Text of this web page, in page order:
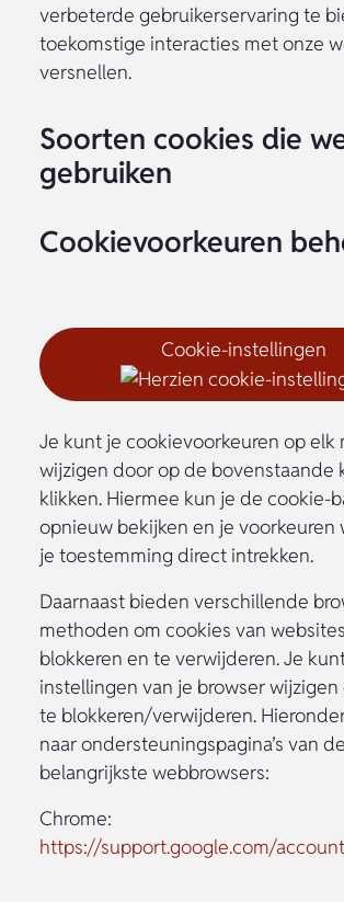
verbeterde gebruikerservaring te
toekomstige interacties met onze
versnellen.
Soorten cookies die
gebruiken
Cookievoorkeuren
Je kunt je cookievoorkeuren op elk
wijzigen door op de bovenstaande
klikken. Hiermee kun je de cookie-
opnieuw bekijken en je voorkeuren
je toestemming direct intrekken.
Daarnaast bieden verschillende
methoden om cookies van
blokkeren en te verwijderen. Je
instellingen van je browser
te blokkeren/verwijderen.
naar ondersteuningspagina’s van de
belangrijkste webbrowsers:
Chrome:
https://support.google.com/